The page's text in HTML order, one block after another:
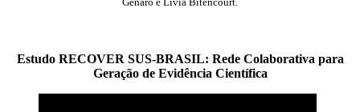
Estudo RECOVER SUS-BRASIL: Rede Colaborativa para
Geração de Evidência Científica